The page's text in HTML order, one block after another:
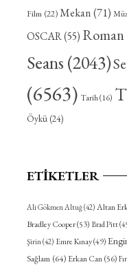
Film(22)Mekan(71)
OSCAR(55) Roman
Seans (2043)
(6563) Tarih(16)
Öykü(24)
ETIKETLER
Ali Gökmen Altuğ(42) Altan
Bradley Cooper(53) Brad Pitt
Şirin(42) Emre Kınay(49)
Sağlam(64) Erkan Can(56)